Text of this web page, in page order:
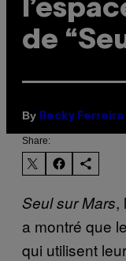
de
By Becky Ferreira
Share:
Seul sur Mars,
a montré que
qui utilisent